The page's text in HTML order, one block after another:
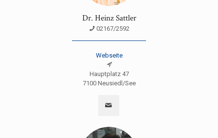
Dr. Heinz Sattler
02167/2592
Webseite
Hauptplatz 47
7100 Neusiedl/See